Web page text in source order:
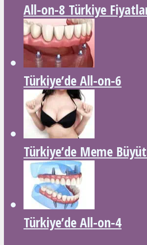
All-on-8 Türkiye
Türkiye’de All-on-6
Türkiye’de Meme
Türkiye’de All-on-4